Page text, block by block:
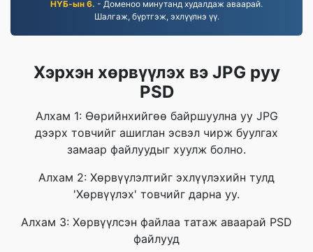
НҮБ-ын 6. - Доменоо минутанд худалдаж аваарай.
Шалгаж, бүртгэж, эхлүүлнэ үү.
Хэрхэн хөрвүүлэх вэ JPG руу
PSD
Алхам 1: Өөрийнхийгөө байршуулна уу JPG
дээрх товчийг ашиглан эсвэл чирж буулгах
замаар файлуудыг хуулж болно.
Алхам 2: Хөрвүүлэлтийг эхлүүлэхийн тулд
'Хөрвүүлэх' товчийг дарна уу.
Алхам 3: Хөрвүүлсэн файлаа татаж аваарай PSD
файлууд